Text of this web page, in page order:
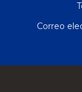
Correo